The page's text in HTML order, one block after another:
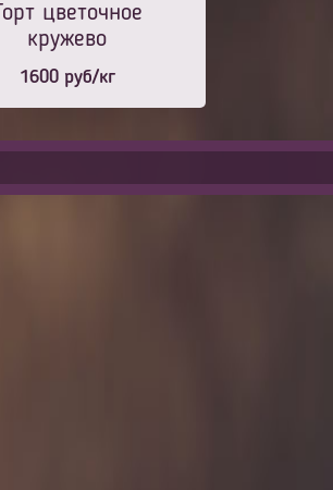
цветочное
кружево
1600руб/кг